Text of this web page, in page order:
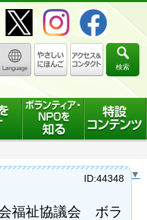
検索
Select Language ▼
会福祉協議会 ボラ
ID:44348